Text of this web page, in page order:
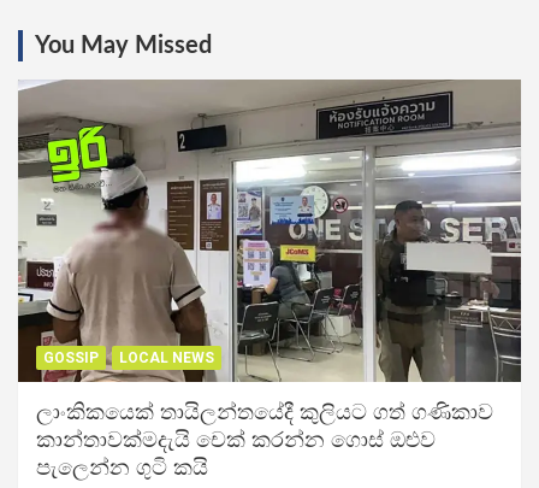
You May Missed
GOSSIP LOCAL NEWS
ලාංකිකයෙක් තායිලන්තයේදී කුලියට ගත් ගණිකාව
කාන්තාවක්මදැයි චෙක් කරන්න ගොස් ඔළුව
පැලෙන්න ගුටි කයි